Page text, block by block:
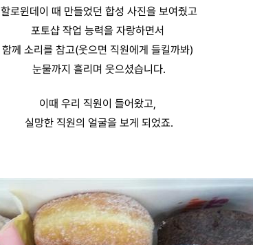
할로윈데이 때 만들었던 합성 사진을 보여줬고
포토샵 작업 능력을 자랑하면서
함께 소리를 참고(웃으면 직원에게 들킬까봐)
눈물까지 흘리며 웃으셨습니다.
이때 우리 직원이 들어왔고,
실망한 직원의 얼굴을 보게 되었죠.